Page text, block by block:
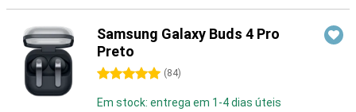
Samsung Galaxy Buds 4 Pro
Preto
5 estrelas (84)
Em stock: entrega em 1-4 dias úteis